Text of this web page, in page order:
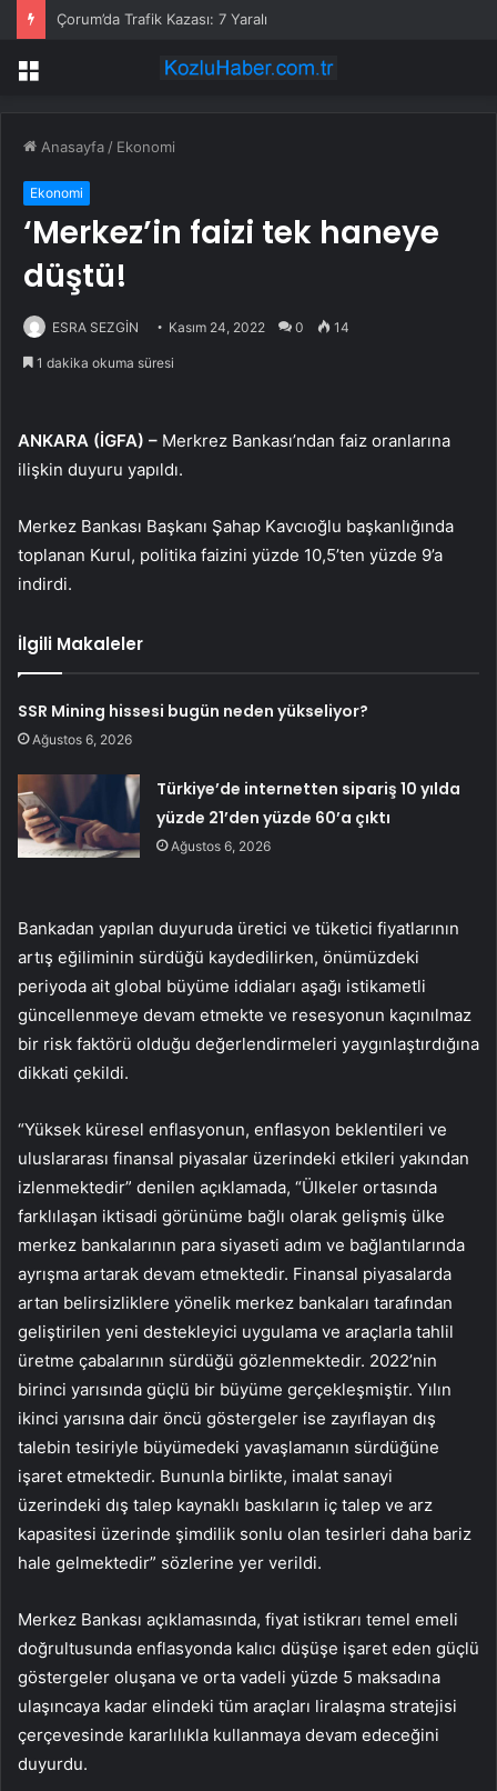
Çorum’da Trafik Kazası: 7 Yaralı
Menü
Anasayfa / Ekonomi
Ekonomi
‘Merkez’in faizi tek haneye
düştü!
ESRA SEZGİN Kasım 24, 2022 0 14
1 dakika okuma süresi
ANKARA (İGFA) – Merkrez Bankası’ndan faiz oranlarına
ilişkin duyuru yapıldı.
Merkez Bankası Başkanı Şahap Kavcıoğlu başkanlığında
toplanan Kurul, politika faizini yüzde 10,5’ten yüzde 9’a
indirdi.
İlgili Makaleler
SSR Mining hissesi bugün neden yükseliyor?
Ağustos 6, 2026
Türkiye’de internetten sipariş 10 yılda
yüzde 21’den yüzde 60’a çıktı
Ağustos 6, 2026
Bankadan yapılan duyuruda üretici ve tüketici fiyatlarının
artış eğiliminin sürdüğü kaydedilirken, önümüzdeki
periyoda ait global büyüme iddiaları aşağı istikametli
güncellenmeye devam etmekte ve resesyonun kaçınılmaz
bir risk faktörü olduğu değerlendirmeleri yaygınlaştırdığına
dikkati çekildi.
“Yüksek küresel enflasyonun, enflasyon beklentileri ve
uluslararası finansal piyasalar üzerindeki etkileri yakından
izlenmektedir” denilen açıklamada, “Ülkeler ortasında
farklılaşan iktisadi görünüme bağlı olarak gelişmiş ülke
merkez bankalarının para siyaseti adım ve bağlantılarında
ayrışma artarak devam etmektedir. Finansal piyasalarda
artan belirsizliklere yönelik merkez bankaları tarafından
geliştirilen yeni destekleyici uygulama ve araçlarla tahlil
üretme çabalarının sürdüğü gözlenmektedir. 2022’nin
birinci yarısında güçlü bir büyüme gerçekleşmiştir. Yılın
ikinci yarısına dair öncü göstergeler ise zayıflayan dış
talebin tesiriyle büyümedeki yavaşlamanın sürdüğüne
işaret etmektedir. Bununla birlikte, imalat sanayi
üzerindeki dış talep kaynaklı baskıların iç talep ve arz
kapasitesi üzerinde şimdilik sonlu olan tesirleri daha bariz
hale gelmektedir” sözlerine yer verildi.
Merkez Bankası açıklamasında, fiyat istikrarı temel emeli
doğrultusunda enflasyonda kalıcı düşüşe işaret eden güçlü
göstergeler oluşana ve orta vadeli yüzde 5 maksadına
ulaşıncaya kadar elindeki tüm araçları liralaşma stratejisi
çerçevesinde kararlılıkla kullanmaya devam edeceğini
duyurdu.